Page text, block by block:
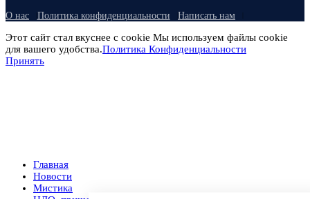
О нас Политика конфиденциальности Написать нам
Этот сайт стал вкуснее с cookie Мы используем файлы cookie
для вашего удобства.Политика Конфиденциальности
Принять
Главная
Новости
Мистика